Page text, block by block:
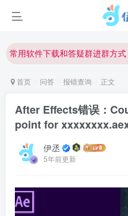
欢迎反馈网站中存在的问题和建
常用软件下载和答疑群进群方式
欢迎访问伊丞小站！
首页 问答 报错查询 正文
After Effects错误：
point for
伊丞
5年前更新